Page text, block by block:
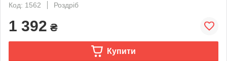
Код: 1562
Роздріб
1 392 ₴
Купити